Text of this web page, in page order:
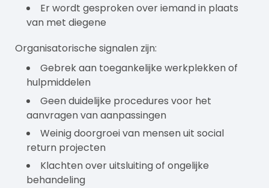
Er wordt gesproken over iemand in plaats
van met diegene
Organisatorische signalen zijn:
Gebrek aan toegankelijke werkplekken of
hulpmiddelen
Geen duidelijke procedures voor het
aanvragen van aanpassingen
Weinig doorgroei van mensen uit social
return projecten
Klachten over uitsluiting of ongelijke
behandeling